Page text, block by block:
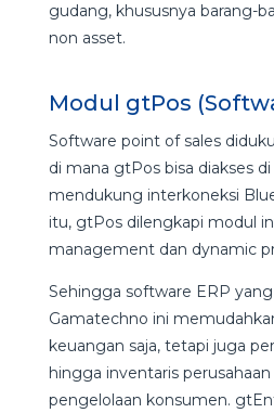
gudang, khususnya barang-
non asset.
Modul gtPos
Software point of sales
di mana gtPos bisa diakses
mendukung interkoneksi
itu, gtPos dilengkapi modul
management dan dynamic
Sehingga software ERP
Gamatechno ini
keuangan saja, tetapi juga
hingga inventaris
pengelolaan konsumen.